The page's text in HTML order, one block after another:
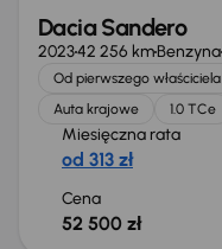
Dacia Sandero
202342 256 kmBenzyna
Od pierwszego właściciela
Auta krajowe
1.0 TCe
Miesięczna rata
od 313 zł
Cena
52 500 zł
Taniej o 1 000 zł